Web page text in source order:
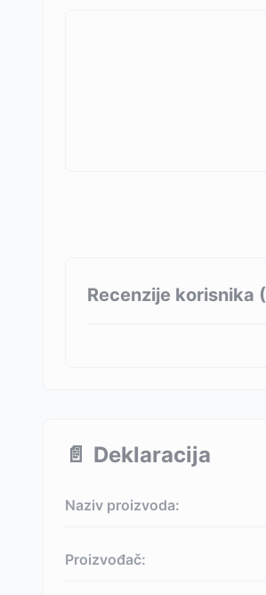
Recenzije korisnika (
📄 Deklaracija
Naziv proizvoda:
Proizvođač: